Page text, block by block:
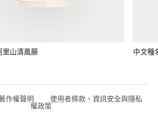
里山清風藤 中文種
作權聲明 使用者條款、資訊安全與隱私
權政策